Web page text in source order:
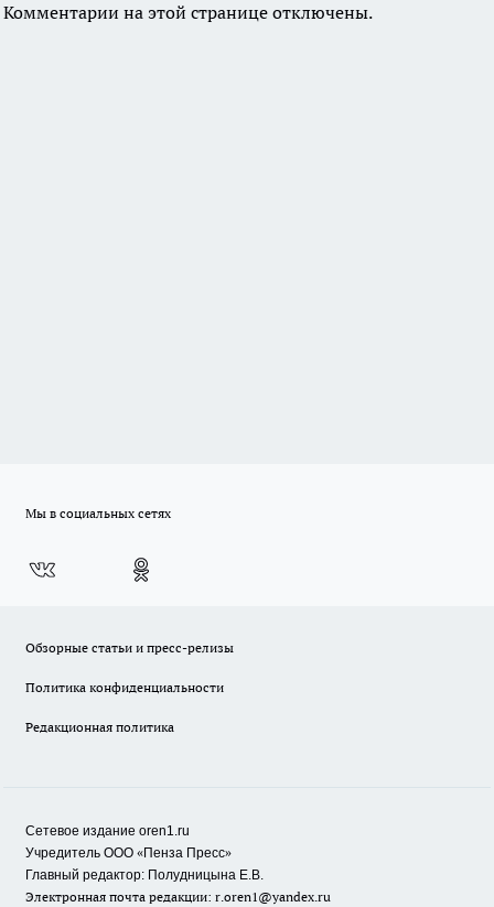
Комментарии на этой странице отключены.
Мы в социальных сетях
Обзорные статьи и пресс-релизы
Политика конфиденциальности
Редакционная политика
Сетевое издание oren1.ru
Учредитель ООО «Пенза Пресс»
Главный редактор: Полудницына Е.В.
Электронная почта редакции: r.oren1@yandex.ru